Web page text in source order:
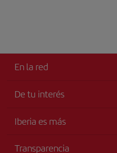
En la red
De tu interés
Tu seguridad es lo primero
Iberia es más
Transparencia